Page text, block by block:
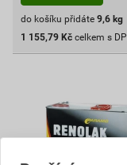
do košíku přidáte 9,6 kg
1 155,79 Kč celkem s